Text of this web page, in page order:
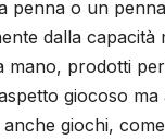
penna o un
dalla capacità
mano, prodotti
giocoso ma
giochi,